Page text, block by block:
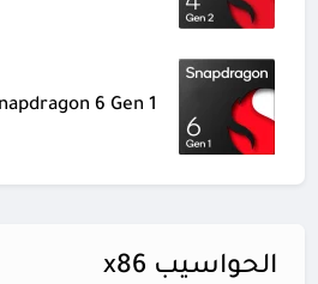
6 Gen 1
الحواسيب x86